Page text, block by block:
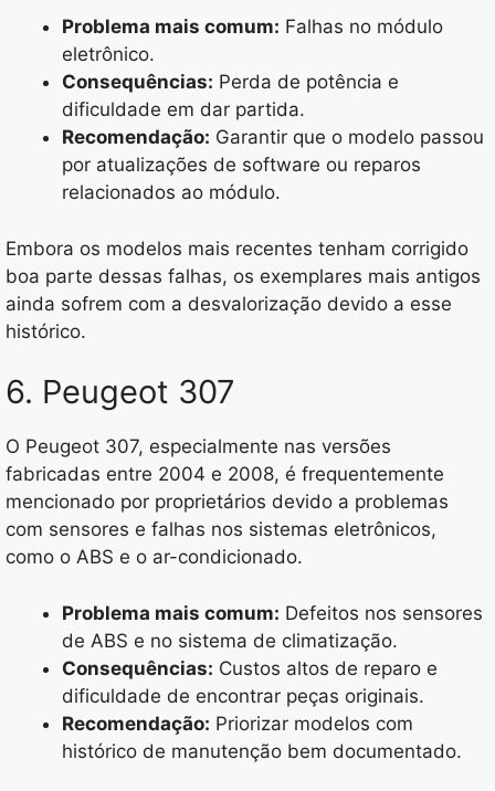
Problema mais comum: Falhas no módulo
eletrônico.
Consequências: Perda de potência e
dificuldade em dar partida.
Recomendação: Garantir que o modelo passou
por atualizações de software ou reparos
relacionados ao módulo.
Embora os modelos mais recentes tenham corrigido
boa parte dessas falhas, os exemplares mais antigos
ainda sofrem com a desvalorização devido a esse
histórico.
6. Peugeot 307
O Peugeot 307, especialmente nas versões
fabricadas entre 2004 e 2008, é frequentemente
mencionado por proprietários devido a problemas
com sensores e falhas nos sistemas eletrônicos,
como o ABS e o ar-condicionado.
Problema mais comum: Defeitos nos sensores
de ABS e no sistema de climatização.
Consequências: Custos altos de reparo e
dificuldade de encontrar peças originais.
Recomendação: Priorizar modelos com
histórico de manutenção bem documentado.